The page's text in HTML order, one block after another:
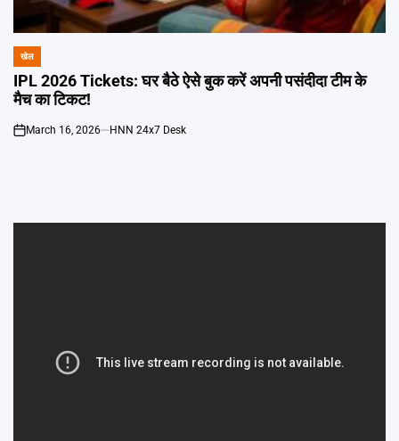
POSTED
IN
खेल
IPL 2026 Tickets: घर बैठे ऐसे बुक करें अपनी पसंदीदा टीम के
मैच का टिकट!
on
March 16, 2026 HNN 24x7 Desk